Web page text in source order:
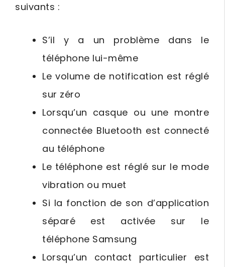
suivants :
S’il y a un problème dans le
téléphone lui-même
Le volume de notification est réglé
sur zéro
Lorsqu’un casque ou une montre
connectée Bluetooth est connecté
au téléphone
Le téléphone est réglé sur le mode
vibration ou muet
Si la fonction de son d’application
séparé est activée sur le
téléphone Samsung
Lorsqu’un contact particulier est